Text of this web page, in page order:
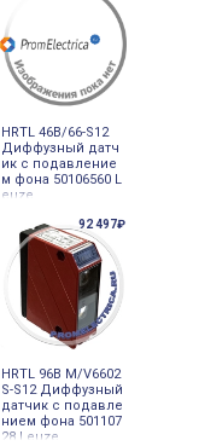
HRTL 46B/66-S12
Диффузный датч
ик с подавление
м фона 50106560 L
euze
92 497₽
HRTL 96B M/V6602
S-S12 Диффузный
датчик с подавле
нием фона 501107
28 Leuze